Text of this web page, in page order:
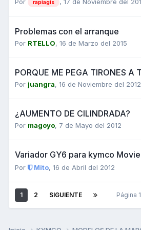
rapiagis
Problemas con el arranque
Por RTELLO, 16 de Marzo del 2015
PORQUE ME PEGA TIRONES A
Por juangra, 16 de Noviembre del 2012
¿AUMENTO DE CILINDRADA?
Por magoyo, 7 de Mayo del 2012
Variador GY6 para kymco
Por Mito, 16 de Abril del 2012
1 2 SIGUIENTE Página